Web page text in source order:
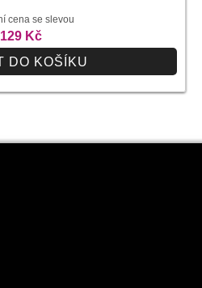
cena se slevou
129 Kč
DO KOŠÍKU